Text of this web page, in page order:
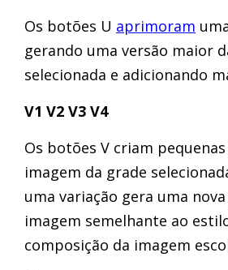
Os botões U aprimoram
gerando uma versão maior
selecionada e adicionando
V1 V2 V3 V4
Os botões V criam
imagem da grade
uma variação gera uma
imagem semelhante ao
composição da imagem